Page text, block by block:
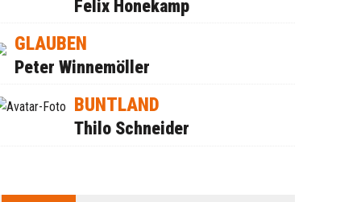
Felix Honekamp
GLAUBEN
Peter Winnemöller
BUNTLAND
Thilo Schneider